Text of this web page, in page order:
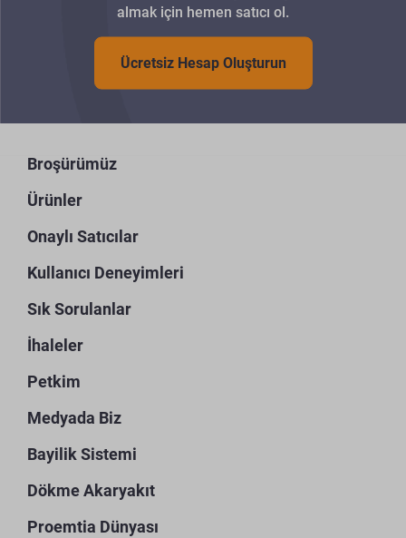
almak için hemen satıcı ol.
Ücretsiz Hesap Oluşturun
Broşürümüz
Ürünler
Onaylı Satıcılar
Kullanıcı Deneyimleri
Sık Sorulanlar
İhaleler
Petkim
Medyada Biz
Bayilik Sistemi
Dökme Akaryakıt
Proemtia Dünyası